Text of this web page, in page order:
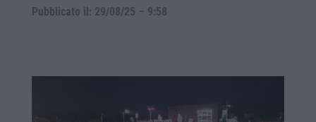
Pubblicato il: 29/08/25 – 9:58